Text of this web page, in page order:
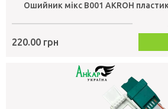
Ошийник мікс В001 AKROH
220.00 грн